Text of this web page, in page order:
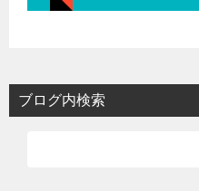
ブログ内検索